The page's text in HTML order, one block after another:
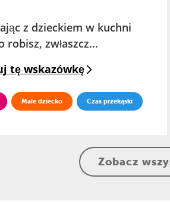
z dzieckiem w kuchni
robisz, zwłaszcz...
tę wskazówkę
Małe dziecko Czas przekąski
Zobacz